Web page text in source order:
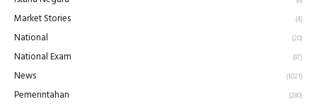
Market Stories (4)
National (20)
National Exam (97)
News (1021)
Pemerintahan (280)